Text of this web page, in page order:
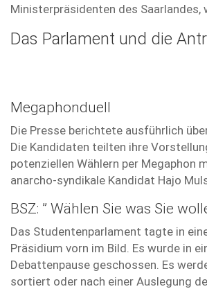
Ministerpräsidenten des Saarlandes,
Das Parlament und die
Megaphonduell
Die Presse berichtete ausführlich
Die Kandidaten teilten ihre
potenziellen Wählern per Megaphon
anarcho-syndikale Kandidat Hajo
BSZ: ” Wählen Sie was Sie
Das Studentenparlament tagte in
Präsidium vorn im Bild. Es wurde in
Debattenpause geschossen. Es
sortiert oder nach einer Auslegung